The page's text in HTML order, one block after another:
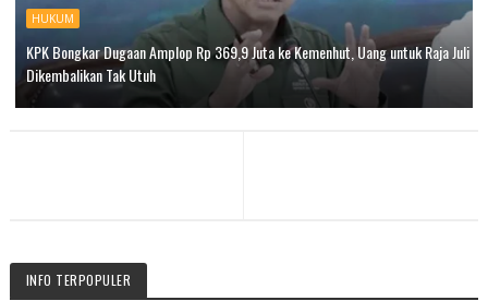
HUKUM
KPK Bongkar Dugaan Amplop Rp 369,9 Juta ke Kemenhut, Uang untuk Raja Juli
Dikembalikan Tak Utuh
INFO TERPOPULER